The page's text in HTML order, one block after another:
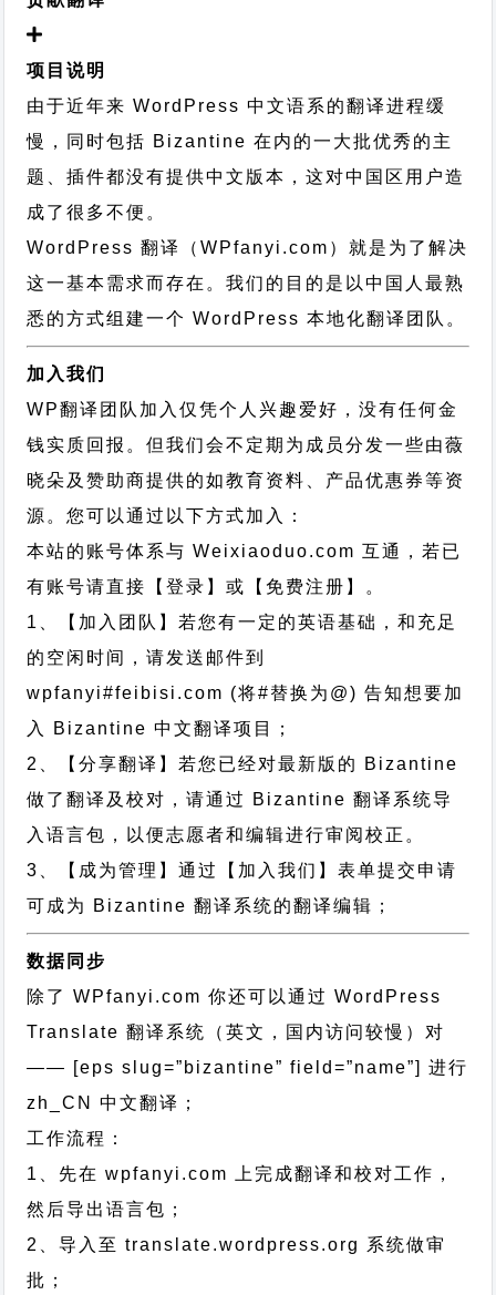
项目说明
由于近年来 WordPress 中文语系的翻译进程缓
慢，同时包括 Bizantine 在内的一大批优秀的主
题、插件都没有提供中文版本，这对中国区用户造
成了很多不便。
WordPress 翻译（WPfanyi.com） 就是为了解决
这一基本需求而存在。我们的目的是以中国人最熟
悉的方式组建一个 WordPress 本地化翻译团队。
加入我们
WP翻译团队加入仅凭个人兴趣爱好，没有任何金
钱实质回报。但我们会不定期为成员分发一些由薇
晓朵及赞助商提供的如教育资料、产品优惠券等资
源。您可以通过以下方式加入：
本站的账号体系与Weixiaoduo.com 互通，若已
有账号请直接【登录】或【免费注册】。
1、【加入团队】若您有一定的英语基础，和充足
的空闲时间，请发送邮件到
wpfanyi#feibisi.com (将#替换为@) 告知想要加
入 Bizantine 中文翻译项目；
2、【分享翻译】若您已经对最新版的 Bizantine
做了翻译及校对，请通过 Bizantine 翻译系统导
入语言包，以便志愿者和编辑进行审阅校正。
3、【成为管理】通过【加入我们】表单提交申请
可成为 Bizantine 翻译系统的翻译编辑；
数据同步
除了 WPfanyi.com 你还可以通过WordPress
Translate 翻译系统（英文，国内访问较慢）对
—— [eps slug=”bizantine” field=”name”]进行
zh_CN
中文翻译；
工作流程：
1、先在 wpfanyi.com 上完成翻译和校对工作，
然后导出语言包；
2、导入至 translate.wordpress.org 系统做审
批；